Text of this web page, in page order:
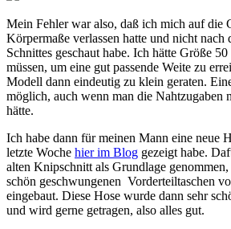
Mein Fehler war also, daß ich mich auf die
Körpermaße verlassen hatte und nicht nach
Schnittes geschaut habe. Ich hätte Größe
müssen, um eine gut passende Weite zu
Modell dann eindeutig zu klein geraten.
möglich, auch wenn man die Nahtzugaben
hätte.
Ich habe dann für meinen Mann eine neue
letzte Woche hier im Blog gezeigt habe.
alten Knipschnitt als Grundlage
schön geschwungenen Vorderteiltaschen
eingebaut. Diese Hose wurde dann sehr
und wird gerne getragen, also alles gut.